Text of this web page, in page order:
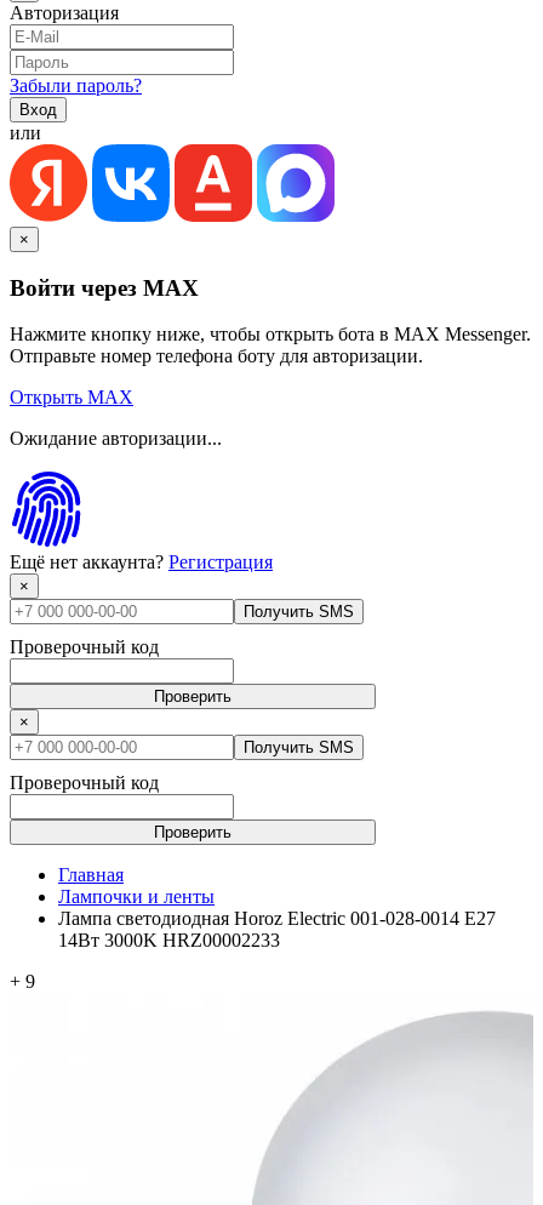
Авторизация
Забыли пароль?
или
×
Войти через MAX
Нажмите кнопку ниже, чтобы открыть бота в MAX Messenger.
Отправьте номер телефона боту для авторизации.
Открыть MAX
Ожидание авторизации...
Ещё нет аккаунта? Регистрация
×
Получить SMS
Проверочный код
Проверить
×
Получить SMS
Проверочный код
Проверить
Главная
Лампочки и ленты
Лампа светодиодная Horoz Electric 001-028-0014 E27
14Вт 3000K HRZ00002233
+ 9